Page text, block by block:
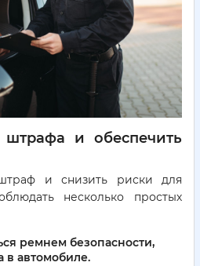
и обеспечить
и снизить риски для
несколько простых
ремнем безопасности,
в автомобиле.